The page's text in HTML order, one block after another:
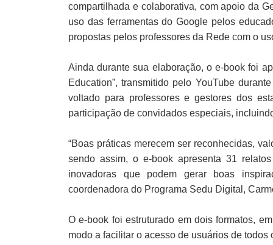
compartilhada e colaborativa, com apoio da
uso das ferramentas do Google pelos
propostas pelos professores da Rede com o
Ainda durante sua elaboração, o e-book foi
Education”, transmitido pelo YouTube
voltado para professores e gestores dos
participação de convidados especiais,
“Boas práticas merecem ser reconhecidas,
sendo assim, o e-book apresenta 31
inovadoras que podem gerar boas
coordenadora do Programa Sedu Digital,
O e-book foi estruturado em dois formatos,
modo a facilitar o acesso de usuários de todos